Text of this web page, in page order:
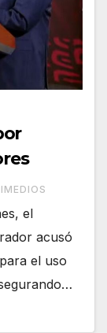
el
acusó
el uso